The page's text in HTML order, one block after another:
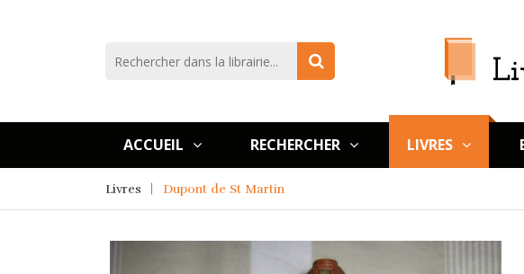
ACCUEIL RECHERCHER LIVRES
Livres Dupont de St Martin